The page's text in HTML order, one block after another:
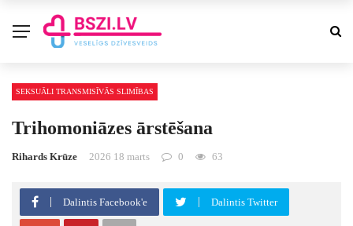
SEKSUĀLI TRANSMISĪVĀS SLIMĪBAS
Trihomoniāzes ārstēšana
Rihards Krūze 2026 18 marts 0 63
Dalintis Facebook'e Dalintis Twitter